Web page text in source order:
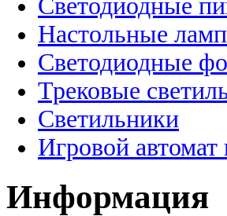
Светодиодные
Настольные
Светодиодные
Трековые
Светильники
Игровой
Информация